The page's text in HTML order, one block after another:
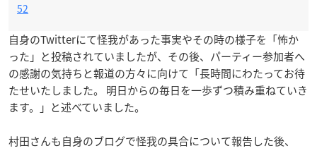
52
自身のTwitterにて怪我があった事実やその時の様子を「怖か
った」と投稿されていましたが、その後、パーティー参加者へ
の感謝の気持ちと報道の方々に向けて「長時間にわたってお待
たせいたしました。 明日からの毎日を一歩ずつ積み重ねていき
ます。」と述べていました。
村田さんも自身のブログで怪我の具合について報告した後、